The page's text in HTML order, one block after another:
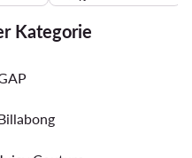
Kategorie